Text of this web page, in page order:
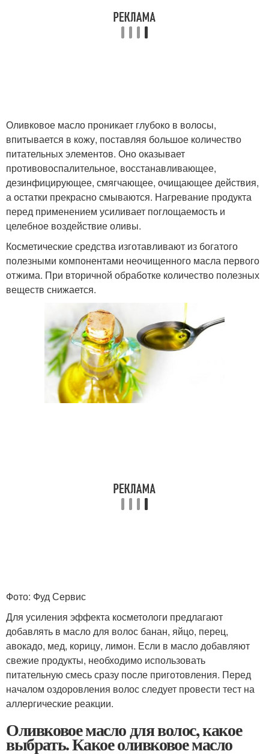
Оливковое масло проникает глубоко в волосы,
впитывается в кожу, поставляя большое количество
питательных элементов. Оно оказывает
противовоспалительное, восстанавливающее,
дезинфицирующее, смягчающее, очищающее действия,
а остатки прекрасно смываются. Нагревание продукта
перед применением усиливает поглощаемость и
целебное воздействие оливы.
Косметические средства изготавливают из богатого
полезными компонентами неочищенного масла первого
отжима. При вторичной обработке количество полезных
веществ снижается.
Фото: Фуд Сервис
Для усиления эффекта косметологи предлагают
добавлять в масло для волос банан, яйцо, перец,
авокадо, мед, корицу, лимон. Если в масло добавляют
свежие продукты, необходимо использовать
питательную смесь сразу после приготовления. Перед
началом оздоровления волос следует провести тест на
аллергические реакции.
Оливковое масло для волос, какое
выбрать. Какое оливковое масло